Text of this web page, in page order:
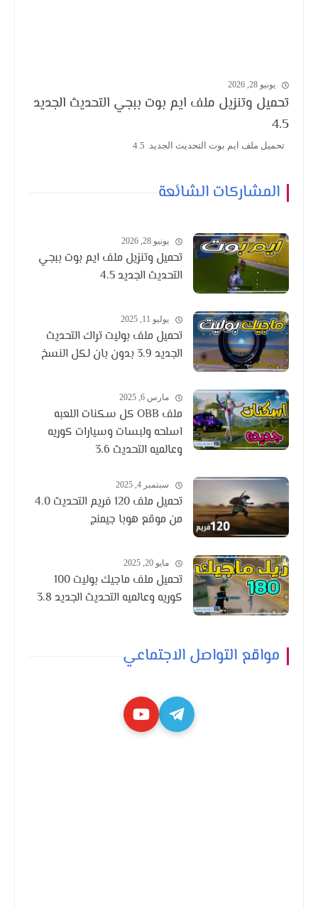
يونيو 28, 2026
تحميل وتنزيل ملف ايم بوت ببجي التحديث الجديد
4.5
تحميل ملف ايم بوت التحديث الجديد 4.5
المشاركات الشائعة
يونيو 28, 2026
تحميل وتنزيل ملف ايم بوت ببجي
التحديث الجديد 4.5
يوليو 11, 2025
تحميل ملف بوليت تراك التحديث
الجديد 3.9 بدون بان لكل النسخ
مارس 6, 2025
ملف OBB كل سكنات اللعبه
اسلحه ولبسات وسيارات كوريه
وعالميه التحديث 3.6
سبتمبر 4, 2025
تحميل ملف 120 فريم التحديث 4.0
من موقع هوبا جيمنج
مايو 20, 2025
تحميل ملف ماجيك بوليت 100
كوريه وعالميه التحديث الجديد 3.8
مواقع التواصل الاجتماعي